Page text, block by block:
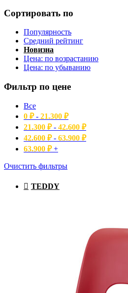
Сортировать по
Популярность
Средний рейтинг
Новизна
Цена: по возрастанию
Цена: по убыванию
Фильтр по цене
Все
0 ₽- 21.300 ₽
21.300 ₽- 42.600 ₽
42.600 ₽- 63.900 ₽
63.900 ₽+
Очистить фильтры
TEDDY